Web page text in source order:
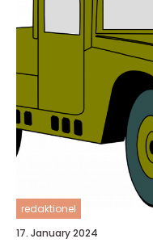
redaktionel
17. January 2024